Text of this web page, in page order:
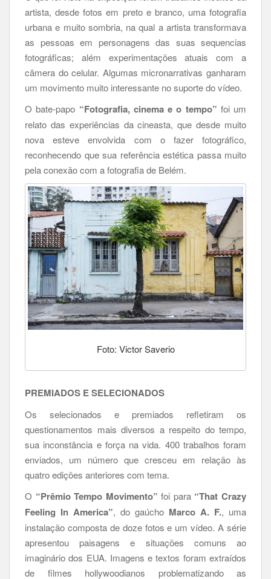
artista, desde fotos em preto e branco, uma fotografia
urbana e muito sombria, na qual a artista transformava
as pessoas em personagens das suas sequencias
fotográficas; além experimentações atuais com a
câmera do celular. Algumas micronarrativas ganharam
um movimento muito interessante no suporte do vídeo.
O bate-papo “Fotografia, cinema e o tempo” foi um
relato das experiências da cineasta, que desde muito
nova esteve envolvida com o fazer fotográfico,
reconhecendo que sua referência estética passa muito
pela conexão com a fotografia de Belém.
Foto: Victor Saverio
PREMIADOS E SELECIONADOS
Os selecionados e premiados refletiram os
questionamentos mais diversos a respeito do tempo,
sua inconstância e força na vida. 400 trabalhos foram
enviados, um número que cresceu em relação às
quatro edições anteriores com tema.
O “Prêmio Tempo Movimento” foi para “That Crazy
Feeling In America”, do gaúcho Marco A. F., uma
instalação composta de doze fotos e um vídeo. A série
apresentou paisagens e situações comuns ao
imaginário dos EUA. Imagens e textos foram extraídos
de filmes hollywoodianos problematizando as